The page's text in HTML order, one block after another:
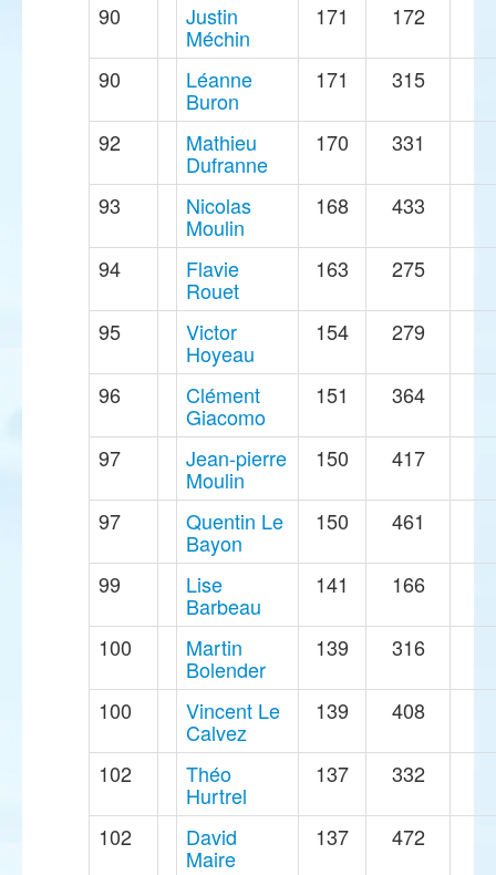
90 Justin
Méchin
171 172
90 Léanne
Buron
171 315
92 Mathieu
Dufranne
170 331
93 Nicolas
Moulin
168 433
94 Flavie
Rouet
163 275
95 Victor
Hoyeau
154 279
96 Clément
Giacomo
151 364
97 Jean-pierre
Moulin
150 417
97 Quentin Le
Bayon
150 461
99 Lise
Barbeau
141 166
100 Martin
Bolender
139 316
100 Vincent Le
Calvez
139 408
102 Théo
Hurtrel
137 332
102 David
Maire
137 472